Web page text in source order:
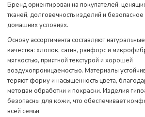
Бренд ориентирован на покупателей,
тканей, долговечность изделий и
домашних условиях.
Основу ассортимента составляют
качества: хлопок, сатин, ранфорс и
мягкостью, приятной текстурой и хорошей
воздухопроницаемостью. Материалы
теряют форму и насыщенность цвета,
методам обработки и покраски. Изделия
безопасны для кожи, что обеспечивает
всей семьи.